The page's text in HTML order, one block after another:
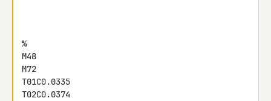
%
M48
M72
T01C0.0335
T02C0.0374